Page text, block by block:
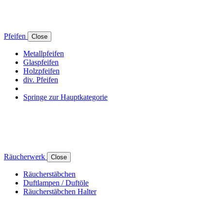
Pfeifen Close
Metallpfeifen
Glaspfeifen
Holzpfeifen
div. Pfeifen
Springe zur Hauptkategorie
Räucherwerk Close
Räucherstäbchen
Duftlampen / Duftöle
Räucherstäbchen Halter